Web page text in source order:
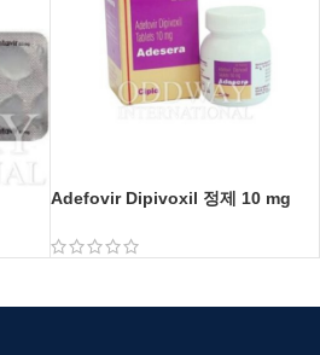
Adefovir Dipivoxil 정제 10 mg